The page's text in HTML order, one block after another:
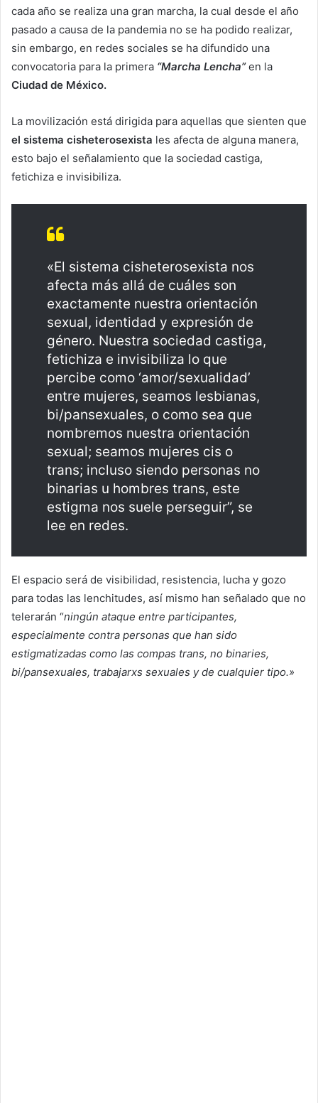
cada año se realiza una gran marcha, la cual desde el año
pasado a causa de la pandemia no se ha podido realizar,
sin embargo, en redes sociales se ha difundido una
convocatoria para la primera “Marcha Lencha”en la
Ciudad de México.
La movilización está dirigida para aquellas que sienten que
el sistema cisheterosexista les afecta de alguna manera,
esto bajo el señalamiento que la sociedad castiga,
fetichiza e invisibiliza.
«El sistema cisheterosexista nos
afecta más allá de cuáles son
exactamente nuestra orientación
sexual, identidad y expresión de
género. Nuestra sociedad castiga,
fetichiza e invisibiliza lo que
percibe como ‘amor/sexualidad’
entre mujeres, seamos lesbianas,
bi/pansexuales, o como sea que
nombremos nuestra orientación
sexual; seamos mujeres cis o
trans; incluso siendo personas no
binarias u hombres trans, este
estigma nos suele perseguir”, se
lee en redes.
El espacio será de visibilidad, resistencia, lucha y gozo
para todas las lenchitudes, así mismo han señalado que no
telerarán “ningún ataque entre participantes,
especialmente contra personas que han sido
estigmatizadas como las compas trans, no binaries,
bi/pansexuales, trabajarxs sexuales y de cualquier tipo.»